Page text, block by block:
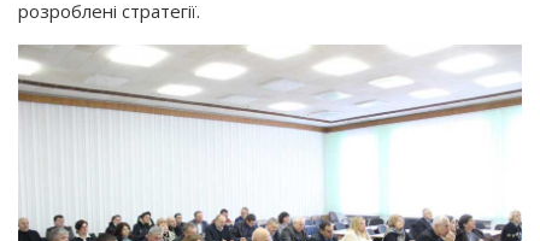
розроблені стратегії.